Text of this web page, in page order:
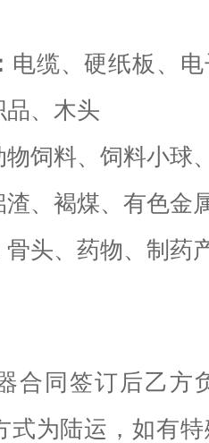
电缆、硬纸板、
品、木头
物饲料、饲料小球
渣、褐煤、有色金
骨头、药物、制药
合同签订后乙方
式为陆运，如有